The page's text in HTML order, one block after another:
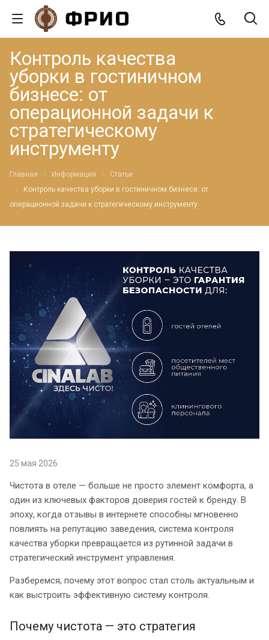
Контроль качества
уборки в гостиничном
бизнесе: от
операционной задачи к
стратегическому
инструменту
Главная Информация
Статьи
Контроль качества уборки в гостиничном бизнесе: от
операционной задачи к стратегическому инструменту
25 мая 2026
Чистота в отеле — больше не просто элемент комфорта, а
один из ключевых факторов доверия гостей к бренду. В
эпоху, когда отзывы в интернете способны мгновенно
повлиять на репутацию заведения, система контроля
качества уборки превращается из рутинной задачи в
стратегический инструмент управления.
Разберемся, почему этот вопрос стал столь актуальным и
как выстроить эффективную систему контроля.
Почему чистота — это стратегия